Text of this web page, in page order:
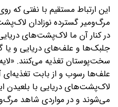
این ارتباط مستقیم با نفتی که
مرگ‌ومیر گسترده نوزادان
در کنار آن ما لاک‌پشت‌های
جلبک‌ها و علف‌های دریایی و
سخت‌پوستان تغذیه می‌کنند.
علف‌ها رسوب و از بابت تغذیه‌ای
لاک‌پشت‌های دریایی با بلعیدن
می‌شوند و در مواردی شاهد